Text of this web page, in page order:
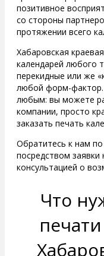
позитивное
со стороны
протяжении всего
Хабаровская
календарей любого
перекидные или же
любой форм-
любым: вы можете
компании, просто
заказать печать
Обратитесь к нам
посредством заявки
консультацией о
Что